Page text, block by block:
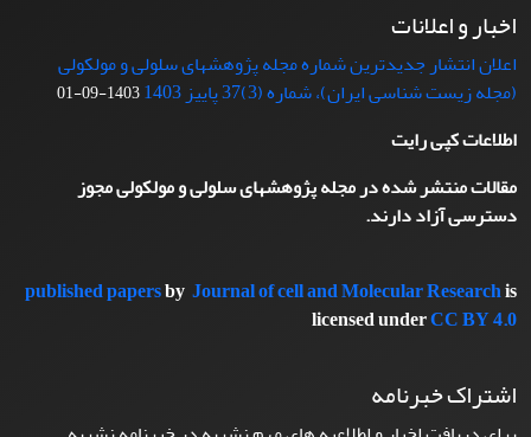
اخبار و اعلانات
اعلان انتشار جدیدترین شماره مجله پژوهشهای سلولی و مولکولی
(مجله زیست شناسی ایران)، شماره (3)37 پاییز 1403
1403-09-01
اطلاعات کپی رایت
مقالات منتشر شده در مجله پژوهشهای سلولی و مولکولی مجوز
دسترسی آزاد دارند.
published papersby Journal of cell and Molecular Researchis
licensed underCC BY 4.0
اشتراک خبرنامه